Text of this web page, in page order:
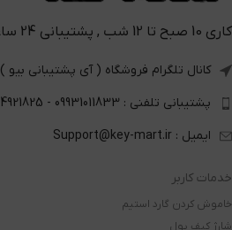
کاری 10 صبح تا 12 شب , پشتیبانی 24 ساعته
کانال تلگرام فروشگاه ( آی پشتیبانی بیو )
پشتیبانی تلفنی : 09931011833 - 09354921825
ایمیل : Support@key-mart.ir
خدمات کاربر
خاموش کردن گارد استیم
شارژ کیف پول